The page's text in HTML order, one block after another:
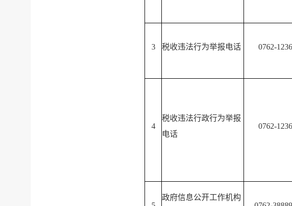
3 税收违法行为举报电话 0762-
4
税收违法行政行为举报
电话
0762-
政府信息公开工作机构